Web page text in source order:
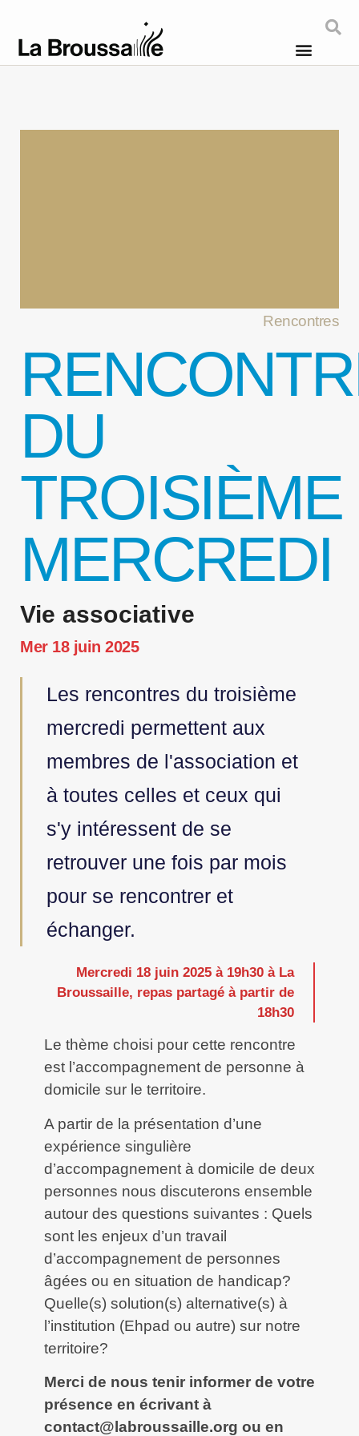
Rencontres
DU
TROISIÈME
MERCREDI
Vie associative
Mer 18 juin 2025
Les rencontres du troisième
mercredi permettent aux
membres de l'association et
à toutes celles et ceux qui
s'y intéressent de se
retrouver une fois par mois
pour se rencontrer et
échanger.
Mercredi 18 juin 2025 à 19h30 à La
Broussaille, repas partagé à partir de
18h30
Le thème choisi pour cette rencontre
est l’accompagnement de personne à
domicile sur le territoire.
A partir de la présentation d’une
expérience singulière
d’accompagnement à domicile de deux
personnes nous discuterons ensemble
autour des questions suivantes : Quels
sont les enjeux d’un travail
d’accompagnement de personnes
âgées ou en situation de handicap?
Quelle(s) solution(s) alternative(s) à
l’institution (Ehpad ou autre) sur notre
territoire?
Merci de nous tenir informer de votre
présence en écrivant à
contact@labroussaille.org ou en